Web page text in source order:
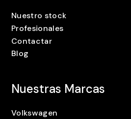
Nuestro stock
Profesionales
Contactar
Blog
Nuestras Marcas
Volkswagen